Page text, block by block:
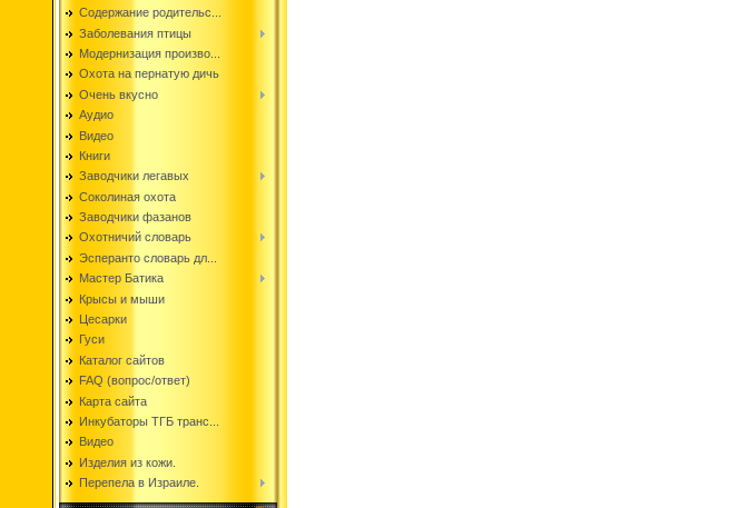
Содержание родительс...
Заболевания птицы
Модернизация произво...
Охота на пернатую дичь
Очень вкусно
Аудио
Видео
Книги
Заводчики легавых
Соколиная охота
Заводчики фазанов
Охотничий словарь
Эсперанто словарь дл...
Мастер Батика
Крысы и мыши
Цесарки
Гуси
Каталог сайтов
FAQ (вопрос/ответ)
Карта сайта
Инкубаторы ТГБ транс...
Видео
Изделия из кожи.
Перепела в Израиле.